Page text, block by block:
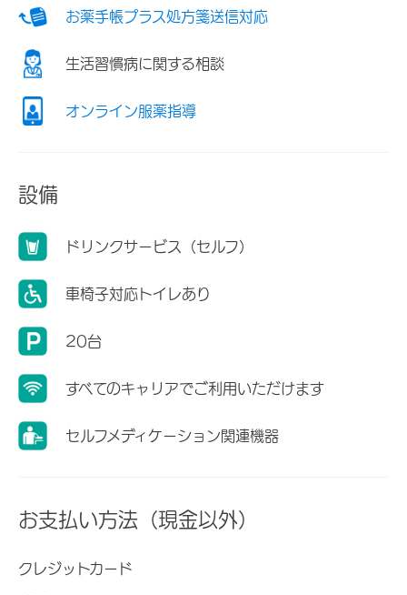
お薬手帳プラス処方箋送信対応
生活習慣病に関する相談
オンライン服薬指導
設備
ドリンクサービス（セルフ）
車椅子対応トイレあり
20台
すべてのキャリアでご利用いただけます
セルフメディケーション関連機器
お支払い方法（現金以外）
クレジットカード